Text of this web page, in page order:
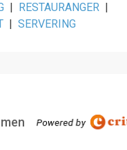
| RESTAURANGER |
| SERVERING